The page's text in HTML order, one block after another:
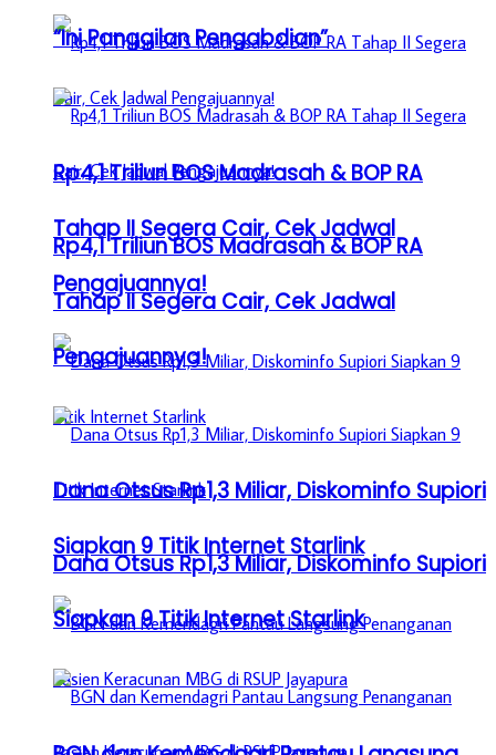
Rp4,1 Triliun BOS Madrasah & BOP RA
Tahap II Segera Cair, Cek Jadwal
Pengajuannya!
Dana Otsus Rp1,3 Miliar, Diskominfo Supiori
Siapkan 9 Titik Internet Starlink
“Ini Panggilan Pengabdian”
Rp4,1 Triliun BOS Madrasah & BOP RA
Tahap II Segera Cair, Cek Jadwal
Pengajuannya!
Dana Otsus Rp1,3 Miliar, Diskominfo Supiori
Siapkan 9 Titik Internet Starlink